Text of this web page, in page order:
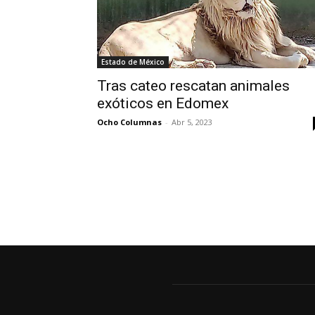
Estado de México
Tras cateo rescatan animales
exóticos en Edomex
Ocho Columnas - Abr 5, 2023